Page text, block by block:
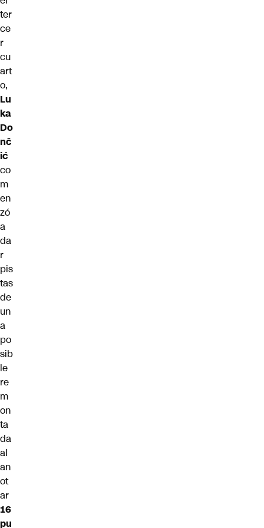
ter
ce
r
cu
art
o,
Lu
ka
Do
nč
ić
co
m
en
zó
a
da
r
pis
tas
de
un
a
po
sib
le
re
m
on
ta
da
al
an
ot
ar
16
pu